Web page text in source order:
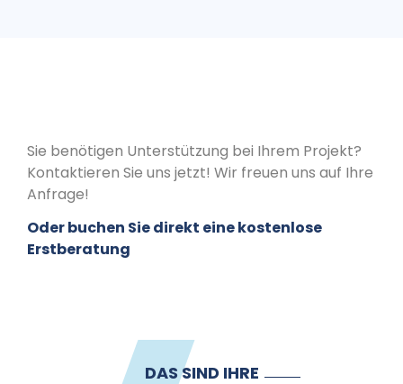
Sie benötigen Unterstützung bei Ihrem Projekt?
Kontaktieren Sie uns jetzt! Wir freuen uns auf Ihre
Anfrage!
Oder buchen Sie direkt eine kostenlose
Erstberatung
DAS SIND IHRE